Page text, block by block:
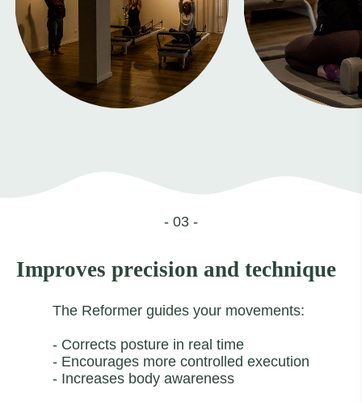
- 03 -
Improves precision and technique
The Reformer guides your movements:
- Corrects posture in real time
- Encourages more controlled execution
- Increases body awareness